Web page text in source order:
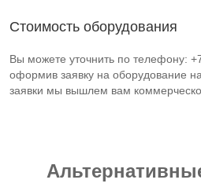
Стоимость оборудования
Вы можете уточнить по телефону:
оформив заявку на оборудование
заявки мы вышлем вам